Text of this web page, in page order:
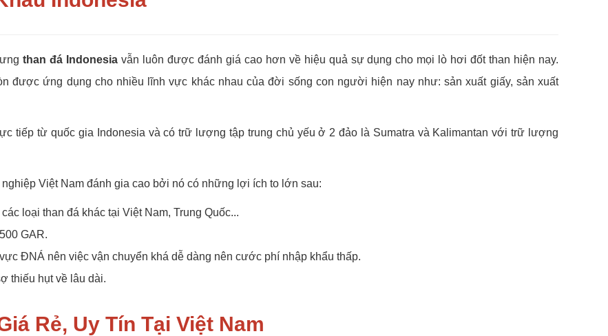
than đá Indonesiavẫn luôn được đánh giá cao hơn về hiệu quả sự dụng cho mọi lò hơi đốt than hiện nay.
được ứng dụng cho nhiều lĩnh vực khác nhau của đời sống con người hiện nay như: sản xuất giấy, sản xuất
tiếp từ quốc gia Indonesia và có trữ lượng tập trung chủ yếu ở 2 đảo là Sumatra và Kalimantan với trữ lượng
Việt Nam đánh gia cao bởi nó có những lợi ích to lớn sau:
loại than đá khác tại Việt Nam, Trung Quốc...
GAR.
ĐNÁ nên việc vận chuyển khá dễ dàng nên cước phí nhập khẩu thấp.
thiếu hụt về lâu dài.
Rẻ, Uy Tín Tại Việt Nam